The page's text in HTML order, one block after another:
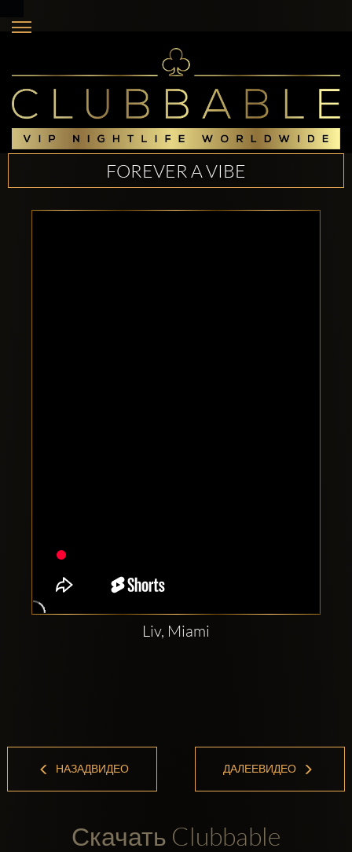
соцсетях:
FOREVER A VIBE
Liv, Miami
НАЗАДВИДЕО ДАЛЕЕВИДЕО
Скачать Clubbable